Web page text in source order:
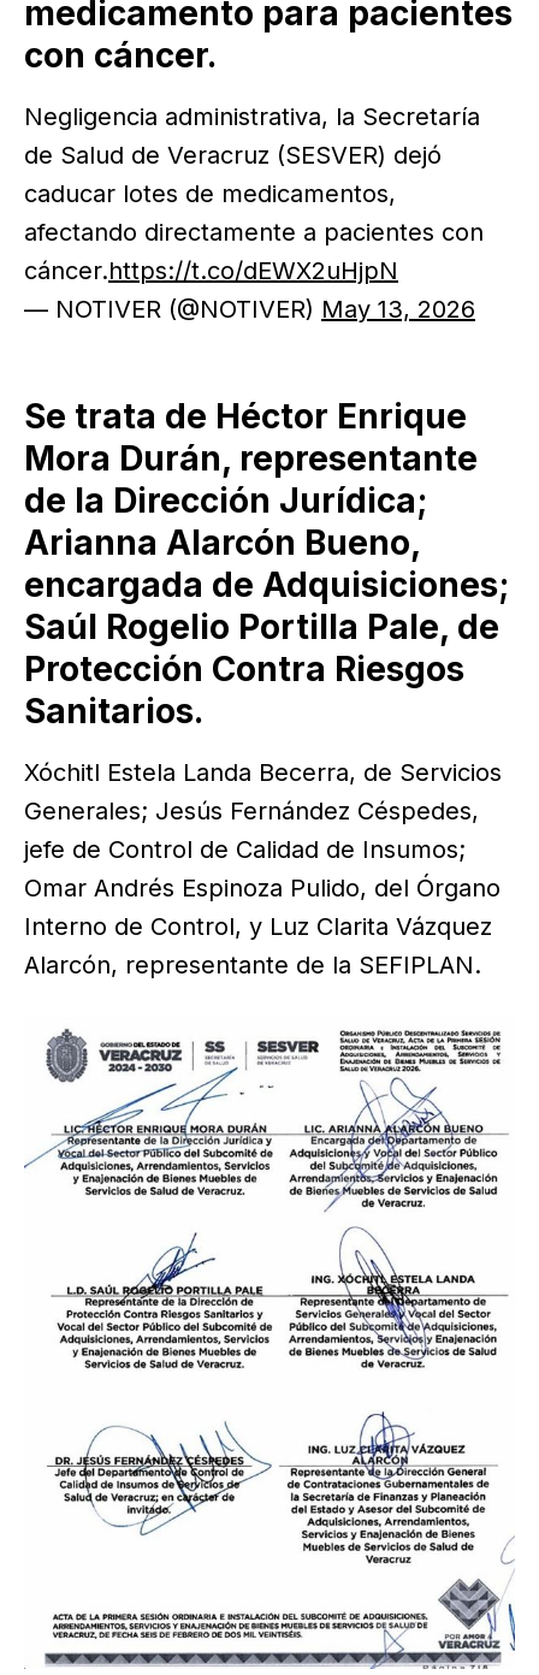
medicamento para pacientes
con cáncer.
Negligencia administrativa, la Secretaría
de Salud de Veracruz (SESVER) dejó
caducar lotes de medicamentos,
afectando directamente a pacientes con
cáncer.https://t.co/dEWX2uHjpN
— NOTIVER (@NOTIVER) May 13, 2026
Se trata de Héctor Enrique
Mora Durán, representante
de la Dirección Jurídica;
Arianna Alarcón Bueno,
encargada de Adquisiciones;
Saúl Rogelio Portilla Pale, de
Protección Contra Riesgos
Sanitarios.
Xóchitl Estela Landa Becerra, de Servicios
Generales; Jesús Fernández Céspedes,
jefe de Control de Calidad de Insumos;
Omar Andrés Espinoza Pulido, del Órgano
Interno de Control, y Luz Clarita Vázquez
Alarcón, representante de la SEFIPLAN.